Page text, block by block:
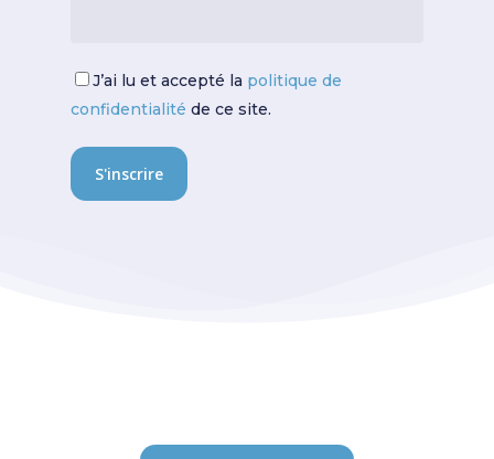
J’ai lu et accepté la politique de
confidentialité de ce site.